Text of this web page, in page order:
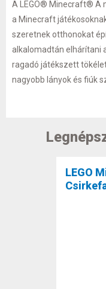
A LEGO® Minecraft® A
a Minecraft
szeretnek otthonokat
alkalomadtán elhárítani
ragadó játékszett
nagyobb lányok és fiúk
LEGO